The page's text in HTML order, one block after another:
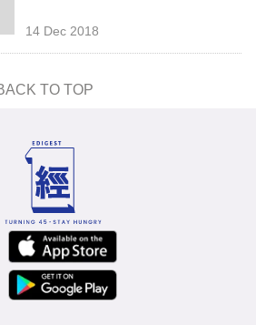
14 Dec 2018
TO TOP